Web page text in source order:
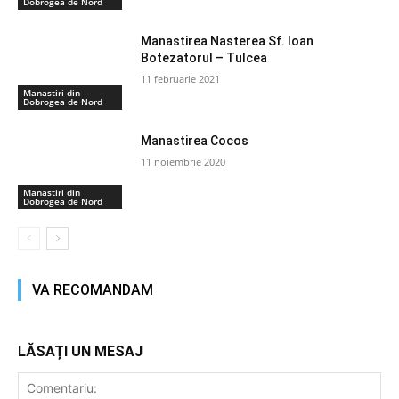
Manastiri din
Dobrogea de Nord
Manastirea Nasterea Sf. Ioan
Botezatorul – Tulcea
11 februarie 2021
Manastiri din
Dobrogea de Nord
Manastirea Cocos
11 noiembrie 2020
VA RECOMANDAM
LĂSAȚI UN MESAJ